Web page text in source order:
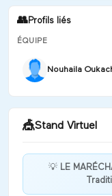
👥Profils liés
ÉQUIPE
Nouhaila
🎪Stand Virtuel
💡 LE